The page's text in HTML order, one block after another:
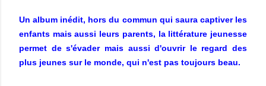
Un album inédit, hors du commun qui saura captiver les
enfants mais aussi leurs parents, la littérature jeunesse
permet de s'évader mais aussi d'ouvrir le regard des
plus jeunes sur le monde, qui n'est pas toujours beau.